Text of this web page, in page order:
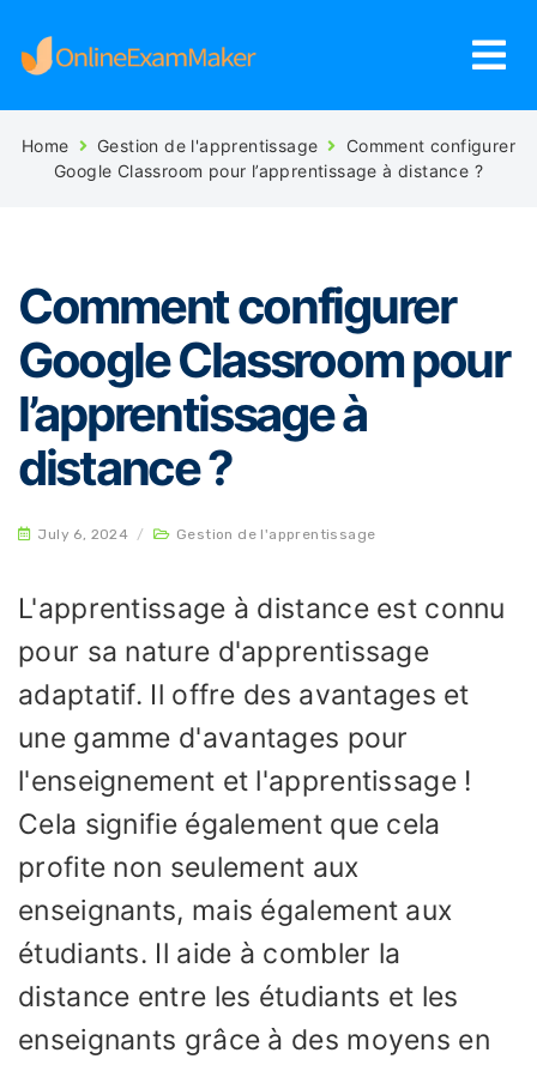
Home Gestion de l'apprentissage
Comment configurer
Google Classroom pour l’apprentissage à distance ?
Comment configurer
Google Classroom pour
l’apprentissage à
distance ?
July 6, 2024 / Gestion de l'apprentissage
L'apprentissage à distance est connu
pour sa nature d'apprentissage
adaptatif. Il offre des avantages et
une gamme d'avantages pour
l'enseignement et l'apprentissage !
Cela signifie également que cela
profite non seulement aux
enseignants, mais également aux
étudiants. Il aide à combler la
distance entre les étudiants et les
enseignants grâce à des moyens en